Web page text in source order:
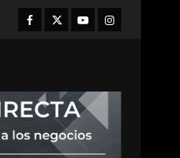
Facebook
TwitterYoutubeInstagram